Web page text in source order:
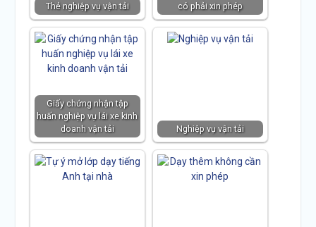
Thẻ nghiệp vụ vận tải
có phải xin phép
Giấy chứng nhận tập
huấn nghiệp vụ lái xe kinh
doanh vận tải
Nghiệp vụ vận tải